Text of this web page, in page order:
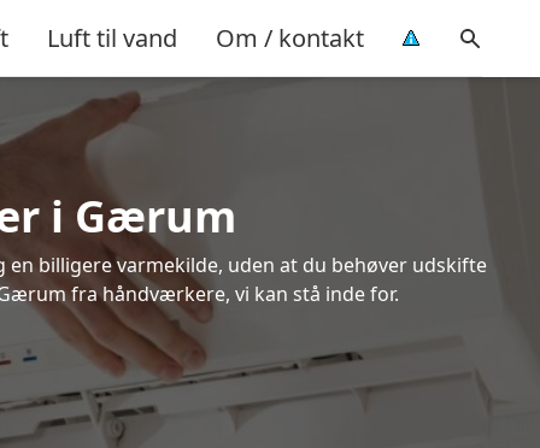
Luft til vand Om / kontakt
i Gærum
billigere varmekilde, uden at du behøver udskifte
fra håndværkere, vi kan stå inde for.